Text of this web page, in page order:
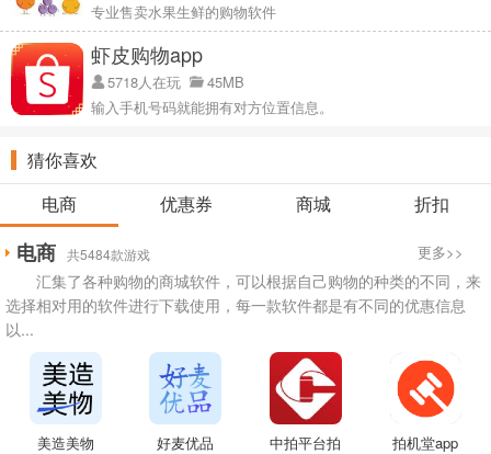
专业售卖水果生鲜的购物软件
虾皮购物app
5718人在玩
45MB
输入手机号码就能拥有对方位置信息。
猜你喜欢
电商
优惠券 商城 折扣
电商 共5484款游戏 更多>>
汇集了各种购物的商城软件，可以根据自己购物的种类的不同，来
选择相对用的软件进行下载使用，每一款软件都是有不同的优惠信息
以...
美造美物 好麦优品
中拍平台拍
拍机堂app